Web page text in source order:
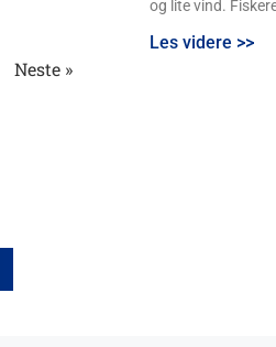
og lite vind.
Les videre >>
Neste »